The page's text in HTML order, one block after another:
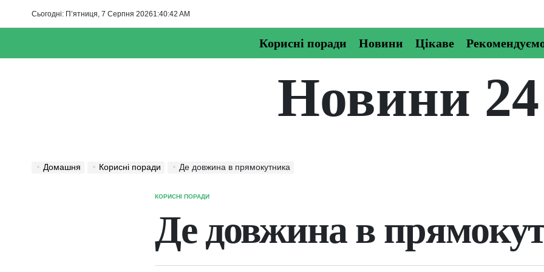
Сьогодні: П’ятниця, 7 Серпня 20261 :40:42 AM
Корисні поради Новини Цікаве
Новини 24
Домашня Корисні поради Де довжина в прямокутника
ОПУБЛІКУВАТИ
КОРИСНІ ПОРАДИ
Де довжина в